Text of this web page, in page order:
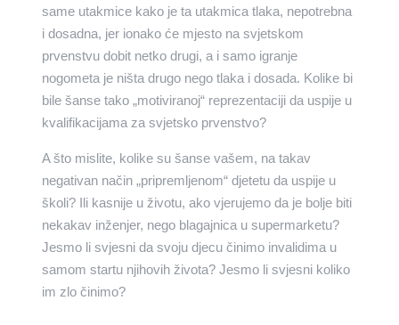
same utakmice kako je ta utakmica tlaka, nepotrebna
i dosadna, jer ionako će mjesto na svjetskom
prvenstvu dobit netko drugi, a i samo igranje
nogometa je ništa drugo nego tlaka i dosada. Kolike bi
bile šanse tako „motiviranoj“ reprezentaciji da uspije u
kvalifikacijama za svjetsko prvenstvo?
A što mislite, kolike su šanse vašem, na takav
negativan način „pripremljenom“ djetetu da uspije u
školi? Ili kasnije u životu, ako vjerujemo da je bolje biti
nekakav inženjer, nego blagajnica u supermarketu?
Jesmo li svjesni da svoju djecu činimo invalidima u
samom startu njihovih života? Jesmo li svjesni koliko
im zlo činimo?